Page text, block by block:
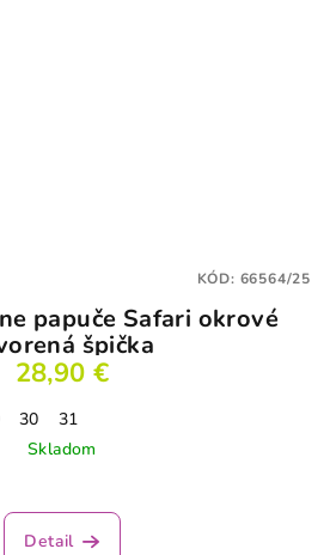
papuče Safari okrové
špička
28,90 €
30
31
Skladom
Detail
KÓD: 66564/25